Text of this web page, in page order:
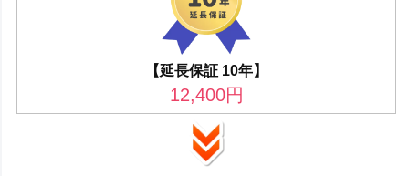
【延長保証 10年】
12,400円